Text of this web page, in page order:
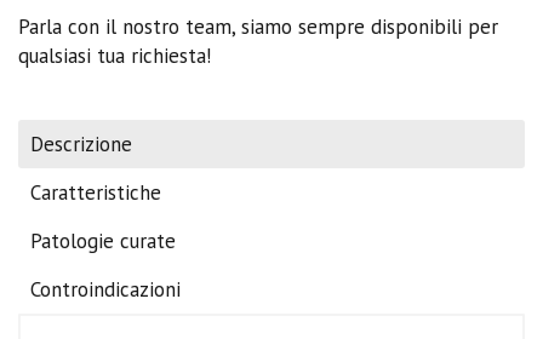
Parla con il nostro team, siamo sempre disponibili per
qualsiasi tua richiesta!
Descrizione
Caratteristiche
Patologie curate
Controindicazioni